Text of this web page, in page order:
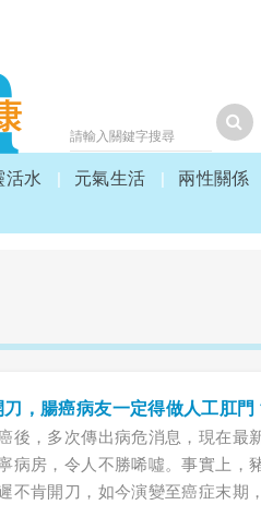
活水 元氣生活 兩性關係
，腸癌病友一定得做人工肛門
後，多次傳出病危消息，現在最
病房，令人不勝唏噓。事實上，
不肯開刀，如今演變至癌症末期
存錢給19歲么兒當教育費，豬